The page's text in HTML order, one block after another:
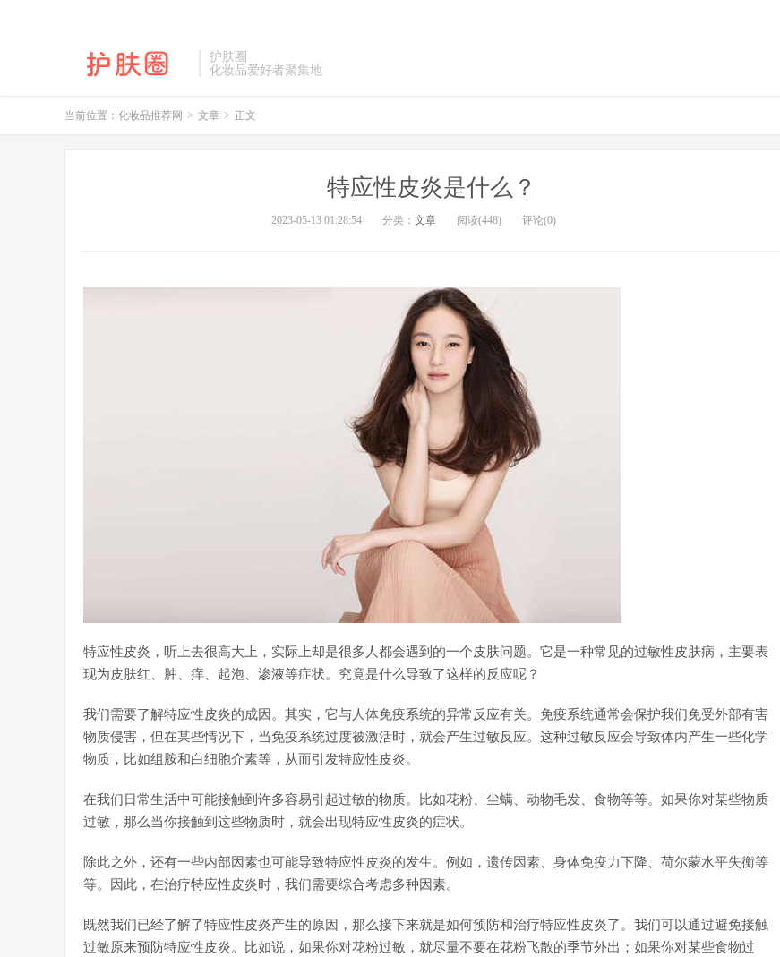
护肤圈
化妆品爱好者聚集地
当前位置： 化妆品推荐网 > 文章 > 正文
特应性皮炎是什么？
2023-05-13 01:28:54 分类： 文章 阅读(448) 评论(0)
特应性皮炎，听上去很高大上，实际上却是很多人都会遇到的一个皮肤问题。它是一种常见的过敏性皮肤病，主要表
现为皮肤红、肿、痒、起泡、渗液等症状。究竟是什么导致了这样的反应呢？
我们需要了解特应性皮炎的成因。其实，它与人体免疫系统的异常反应有关。免疫系统通常会保护我们免受外部有害
物质侵害，但在某些情况下，当免疫系统过度被激活时，就会产生过敏反应。这种过敏反应会导致体内产生一些化学
物质，比如组胺和白细胞介素等，从而引发特应性皮炎。
在我们日常生活中可能接触到许多容易引起过敏的物质。比如花粉、尘螨、动物毛发、食物等等。如果你对某些物质
过敏，那么当你接触到这些物质时，就会出现特应性皮炎的症状。
除此之外，还有一些内部因素也可能导致特应性皮炎的发生。例如，遗传因素、身体免疫力下降、荷尔蒙水平失衡等
等。因此，在治疗特应性皮炎时，我们需要综合考虑多种因素。
既然我们已经了解了特应性皮炎产生的原因，那么接下来就是如何预防和治疗特应性皮炎了。我们可以通过避免接触
过敏原来预防特应性皮炎。比如说，如果你对花粉过敏，就尽量不要在花粉飞散的季节外出；如果你对某些食物过